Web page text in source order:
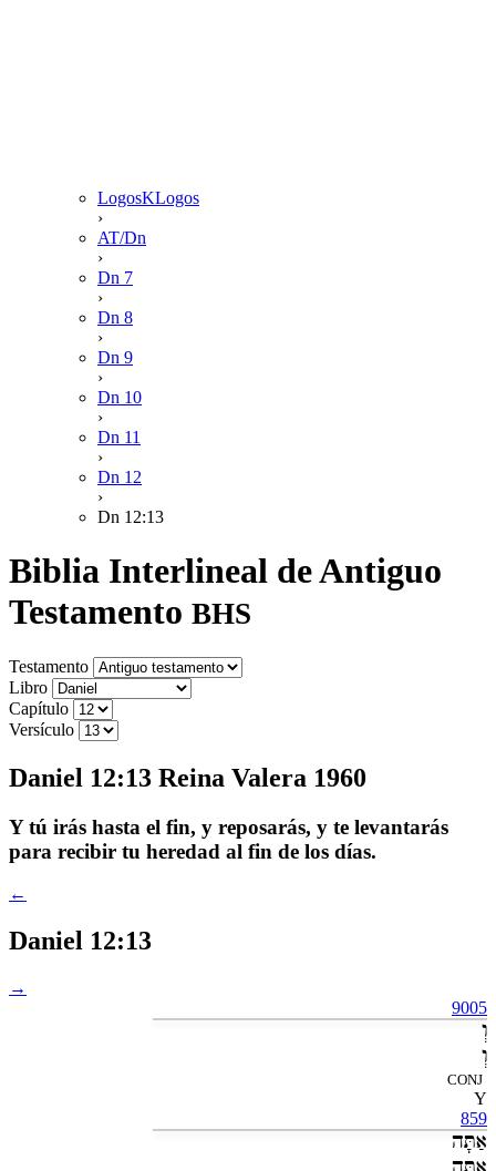
LogosKLogos
›
AT/Dn
›
Dn 7
›
Dn 8
›
Dn 9
›
Dn 10
›
Dn 11
›
Dn 12
›
Dn 12:13
Biblia Interlineal de Antiguo
Testamento BHS
Testamento
Libro
Capítulo
Versículo
Daniel 12:13 Reina Valera 1960
Y tú irás hasta el fin, y reposarás, y te levantarás
para recibir tu heredad al fin de los días.
←
Daniel 12:13
→
9005
וְ
וְ
CONJ
Y
859
אַתָּה